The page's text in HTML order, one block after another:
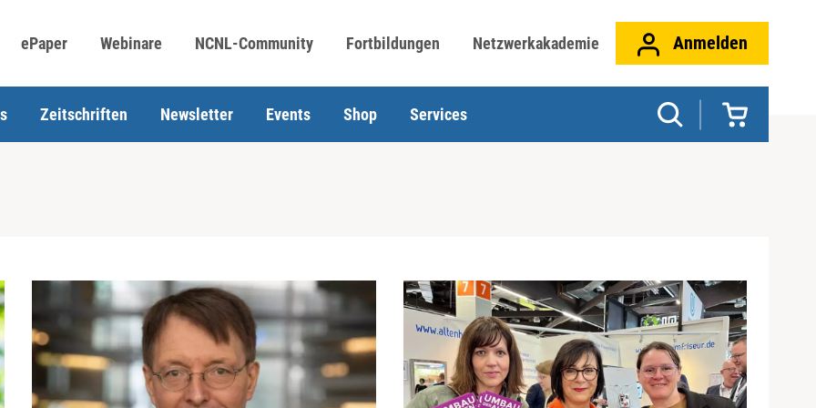
ePaper Webinare NCNL-Community Fortbildungen Netzwerkakademie Anmelden
Zeitschriften Newsletter Events Shop Services